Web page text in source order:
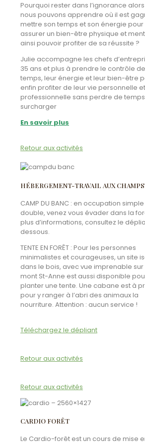
Pourquoi rester dans l’ignorance
nous pouvons apprendre où il est
mettre son temps et son énergie pour
assurer un bien-être physique et
ainsi pouvoir profiter de sa réussite ?
Julie accompagne les chefs
35 ans et plus à prendre le contrôle
temps, leur énergie et leur bien-être
enfin profiter de leur vie personnelle et
professionnelle sans perdre de
surcharger
En savoir plus
Retour aux activités
HÉBERGEMENT-TRAVAIL AUX CHAMPS
CAMP DU BANC : en occupation
double, venez vous évader dans la
plus d’informations, consultez le
dessous.
TENTE EN FORÊT : Pour les personnes
minimalistes et courageuses, un site
dans le bois, avec vue imprenable sur
mont St-Anne est aussi disponible
planter une tente. Une cabane est à
pour y ranger à l’abri des animaux la
nourriture. Attention : aucun service !
Téléchargez le dépliant
Retour aux activités
Retour aux activités
CARDIO FORÊT
Le Cardio-forêt est un cours de mise